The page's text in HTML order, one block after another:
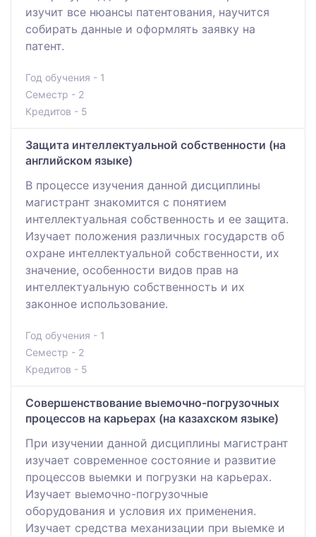
изучит все нюансы патентования, научится
собирать данные и оформлять заявку на
патент.
Год обучения - 1
Семестр - 2
Кредитов - 5
Защита интеллектуальной собственности (на
английском языке)
В процессе изучения данной дисциплины
магистрант знакомится с понятием
интеллектуальная собственность и ее защита.
Изучает положения различных государств об
охране интеллектуальной собственности, их
значение, особенности видов прав на
интеллектуальную собственность и их
законное использование.
Год обучения - 1
Семестр - 2
Кредитов - 5
Совершенствование выемочно-погрузочных
процессов на карьерах (на казахском языке)
При изучении данной дисциплины магистрант
изучает современное состояние и развитие
процессов выемки и погрузки на карьерах.
Изучает выемочно-погрузочные
оборудования и условия их применения.
Изучает средства механизации при выемке и